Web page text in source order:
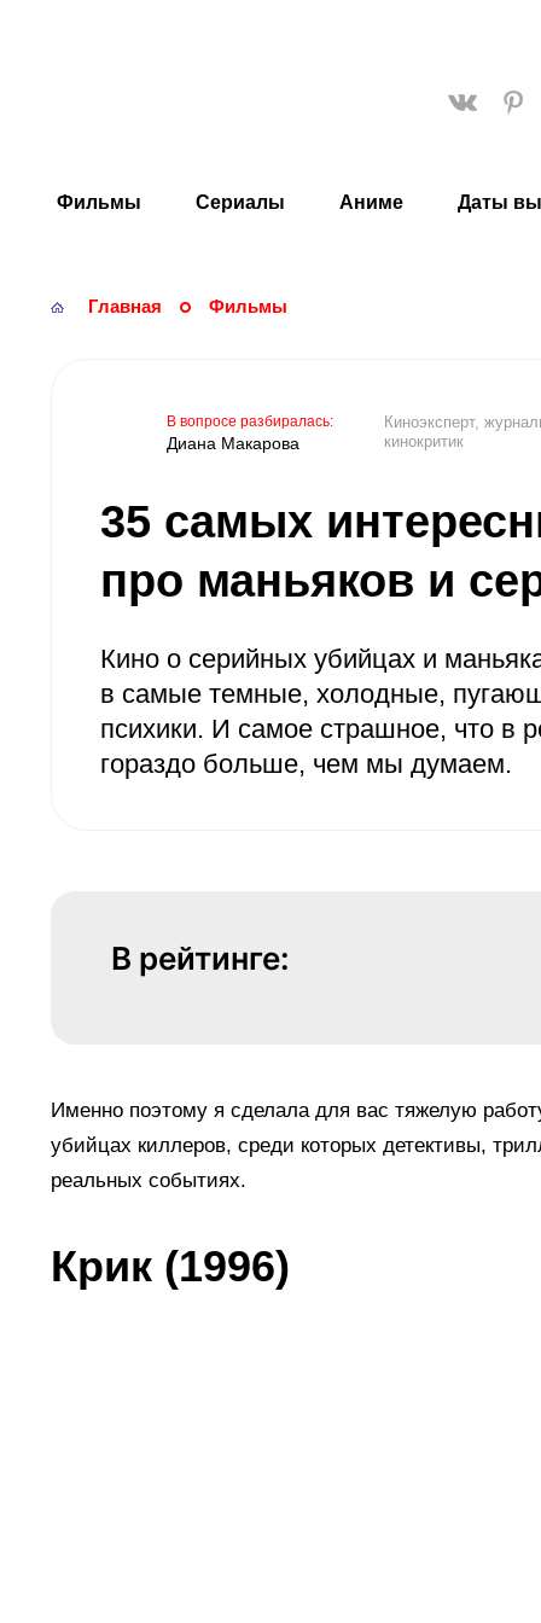
Фильмы Сериалы Аниме Даты
Главная Фильмы
Диана Макарова
Киноэксперт,
кинокритик
35 самых
про маньяков и
Кино о серийных убийцах и
в самые темные, холодные,
психики. И самое страшное, что в
гораздо больше, чем мы думаем.
В рейтинге:
Именно поэтому я сделала для вас тяжелую
убийцах киллеров, среди которых детективы,
реальных событиях.
Крик (1996)